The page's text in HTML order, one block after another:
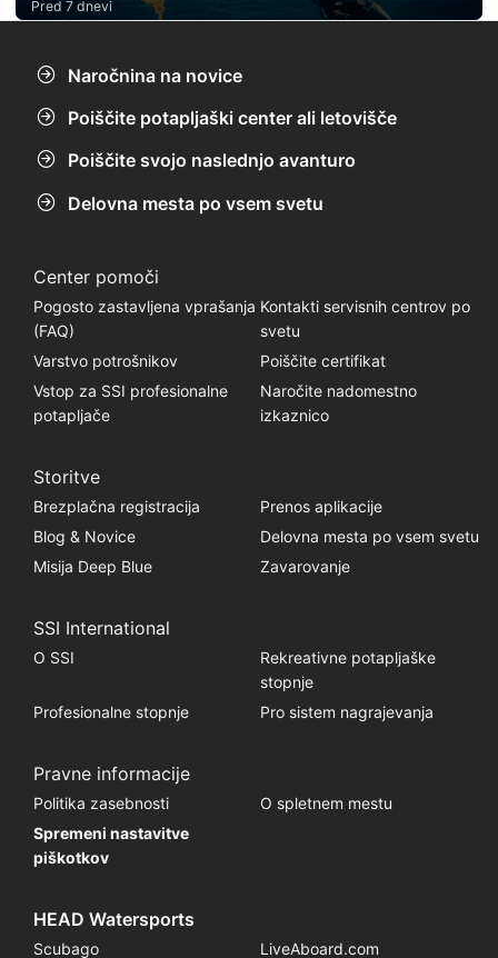
Pred 7 dnevi
Naročnina na novice
Poiščite potapljaški center ali letovišče
Poiščite svojo naslednjo avanturo
Delovna mesta po vsem svetu
Center pomoči
Pogosto zastavljena vprašanja
(FAQ)
Kontakti servisnih centrov po
svetu
Varstvo potrošnikov
Poiščite certifikat
Vstop za SSI profesionalne
potapljače
Naročite nadomestno
izkaznico
Storitve
Brezplačna registracija
Prenos aplikacije
Blog & Novice
Delovna mesta po vsem svetu
Misija Deep Blue
Zavarovanje
SSI International
O SSI
Rekreativne potapljaške
stopnje
Profesionalne stopnje
Pro sistem nagrajevanja
Pravne informacije
Politika zasebnosti
O spletnem mestu
Spremeni nastavitve
piškotkov
HEAD Watersports
Scubago LiveAboard.com